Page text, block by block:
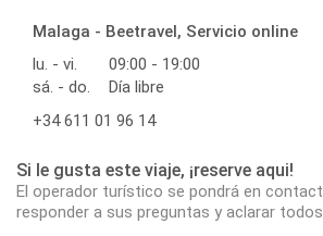
Malaga - Beetravel, Servicio online
lu. - vi.
09:00 - 19:00
sá. - do.
Día libre
+34 611 01 96 14
Si le gusta este viaje, ¡reserve aqui!
El operador turístico se pondrá en
responder a sus preguntas y aclarar